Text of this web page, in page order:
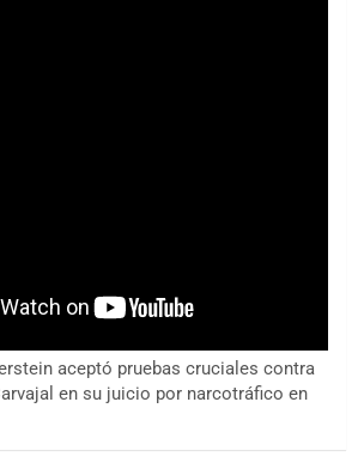
aceptó pruebas cruciales contra
en su juicio por narcotráfico en